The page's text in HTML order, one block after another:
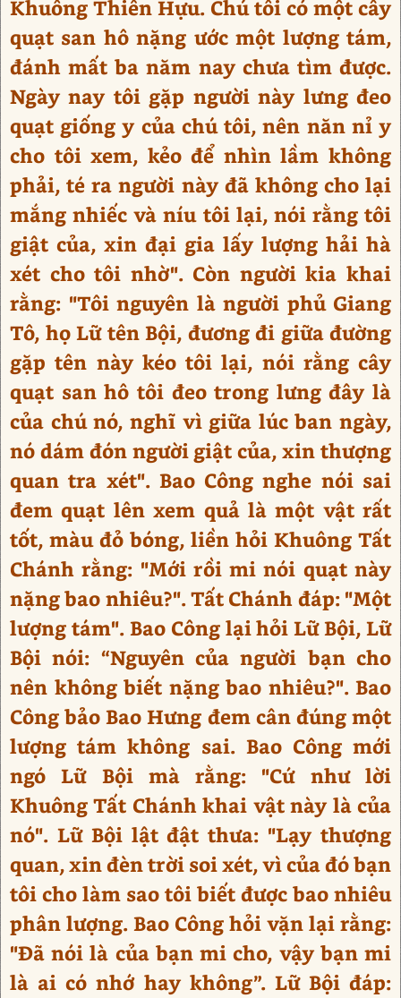
Khuông Thiên Hựu. Chú tôi có một cây
quạt san hô nặng ước một lượng tám,
đánh mất ba năm nay chưa tìm được.
Ngày nay tôi gặp người này lưng đeo
quạt giống y của chú tôi, nên năn nỉ y
cho tôi xem, kẻo để nhìn lầm không
phải, té ra người này đã không cho lại
mắng nhiếc và níu tôi lại, nói rằng tôi
giật của, xin đại gia lấy lượng hải hà
xét cho tôi nhờ". Còn người kia khai
rằng: "Tôi nguyên là người phủ Giang
Tô, họ Lữ tên Bội, đương đi giữa đường
gặp tên này kéo tôi lại, nói rằng cây
quạt san hô tôi đeo trong lưng đây là
của chú nó, nghĩ vì giữa lúc ban ngày,
nó dám đón người giật của, xin thượng
quan tra xét". Bao Công nghe nói sai
đem quạt lên xem quả là một vật rất
tốt, màu đỏ bóng, liền hỏi Khuông Tất
Chánh rằng: "Mới rồi mi nói quạt này
nặng bao nhiêu?". Tất Chánh đáp: "Một
lượng tám". Bao Công lại hỏi Lữ Bội, Lữ
Bội nói: “Nguyên của người bạn cho
nên không biết nặng bao nhiêu?". Bao
Công bảo Bao Hưng đem cân đúng một
lượng tám không sai. Bao Công mới
ngó Lữ Bội mà rằng: "Cứ như lời
Khuông Tất Chánh khai vật này là của
nó". Lữ Bội lật đật thưa: "Lạy thượng
quan, xin đèn trời soi xét, vì của đó bạn
tôi cho làm sao tôi biết được bao nhiêu
phân lượng. Bao Công hỏi vặn lại rằng:
"Đã nói là của bạn mi cho, vậy bạn mi
là ai có nhớ hay không”. Lữ Bội đáp: